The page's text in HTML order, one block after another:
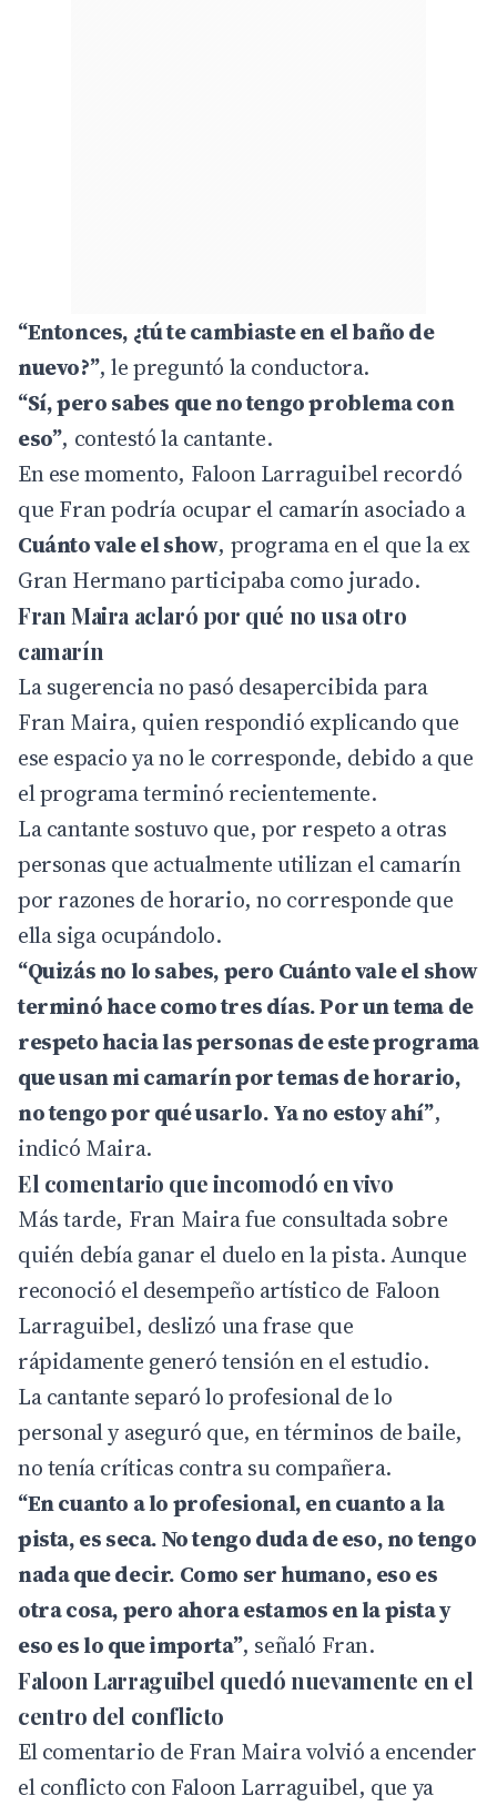
“Entonces, ¿tú te cambiaste en el baño de
nuevo?”, le preguntó la conductora.
“Sí, pero sabes que no tengo problema con
eso”, contestó la cantante.
En ese momento, Faloon Larraguibel recordó
que Fran podría ocupar el camarín asociado a
Cuánto vale el show, programa en el que la ex
Gran Hermano participaba como jurado.
Fran Maira aclaró por qué no usa otro
camarín
La sugerencia no pasó desapercibida para
Fran Maira, quien respondió explicando que
ese espacio ya no le corresponde, debido a que
el programa terminó recientemente.
La cantante sostuvo que, por respeto a otras
personas que actualmente utilizan el camarín
por razones de horario, no corresponde que
ella siga ocupándolo.
“Quizás no lo sabes, pero Cuánto vale el show
terminó hace como tres días. Por un tema de
respeto hacia las personas de este programa
que usan mi camarín por temas de horario,
no tengo por qué usarlo. Ya no estoy ahí”,
indicó Maira.
El comentario que incomodó en vivo
Más tarde, Fran Maira fue consultada sobre
quién debía ganar el duelo en la pista. Aunque
reconoció el desempeño artístico de Faloon
Larraguibel, deslizó una frase que
rápidamente generó tensión en el estudio.
La cantante separó lo profesional de lo
personal y aseguró que, en términos de baile,
no tenía críticas contra su compañera.
“En cuanto a lo profesional, en cuanto a la
pista, es seca. No tengo duda de eso, no tengo
nada que decir. Como ser humano, eso es
otra cosa, pero ahora estamos en la pista y
eso es lo que importa”, señaló Fran.
Faloon Larraguibel quedó nuevamente en el
centro del conflicto
El comentario de Fran Maira volvió a encender
elconflicto con Faloon Larraguibel, que ya